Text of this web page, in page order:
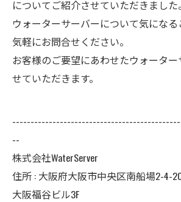
についてご紹介させていただきました。
ウォーターサーバーについて気にな
気軽にお問合せください。
お客様のご要望にあわせたウォータ
せていただきます。
--
株式会社WaterServer
住所 : 大阪府大阪市中央区南船場2-4-
大阪福谷ビル3F